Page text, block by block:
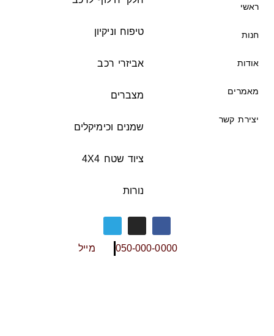
ראשי
חנות
אודות
מאמרים
יצירת קשר
טיפוח וניקיון
אביזרי רכב
מצברים
שמנים וכימיקלים
ציוד שטח 4X4
נורות
050-000-0000 מייל